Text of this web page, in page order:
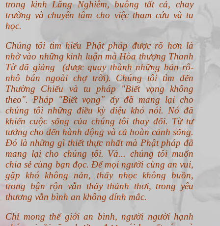
NHÂN DUYÊN AN LÀNH
Sau những thăng trầm của cuộc đời, tôi đến với
Đạo năm 36 tuổi.
Người giúp tôi biết đến Phật pháp là người bạn
đời của tôi. Anh ngộ tâm từ "Bảy chỗ tìm tâm"
trong kinh Lăng Nghiêm, buông tất cả, chay
trường và chuyên tâm cho việc tham cứu và tu
học.
Chúng tôi tìm hiểu Phật pháp được rõ hơn là
nhờ vào những kinh luận mà Hòa thượng Thanh
Từ đã giảng (được quay thành những bản rô-
nhô bán ngoài chợ trời). Chúng tôi tìm đến
Thường Chiếu và tu pháp "Biết vọng không
theo".Pháp "Biết vọng" ấy đã mang lại cho
chúng tôi những điều kỳ diệu khó nói. Nó đã
khiến cuộc sống của chúng tôi thay đổi. Từ tư
tưởng cho đến hành động và cả hoàn cảnh sống.
Đó là những gì thiết thực nhất mà Phật pháp đã